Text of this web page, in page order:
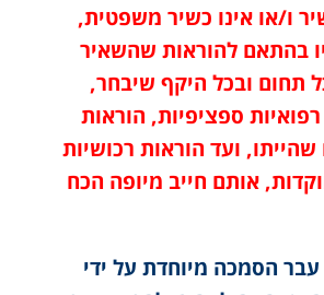
ו/או אינו כשיר משפטית,
בהתאם להוראות שהשאיר
תחום ובכל היקף שיבחר,
ספציפיות, הוראות
ועד הוראות רכושיות
אותם חייב מיופה הכח
עבר הסמכה מיוחדת על ידי